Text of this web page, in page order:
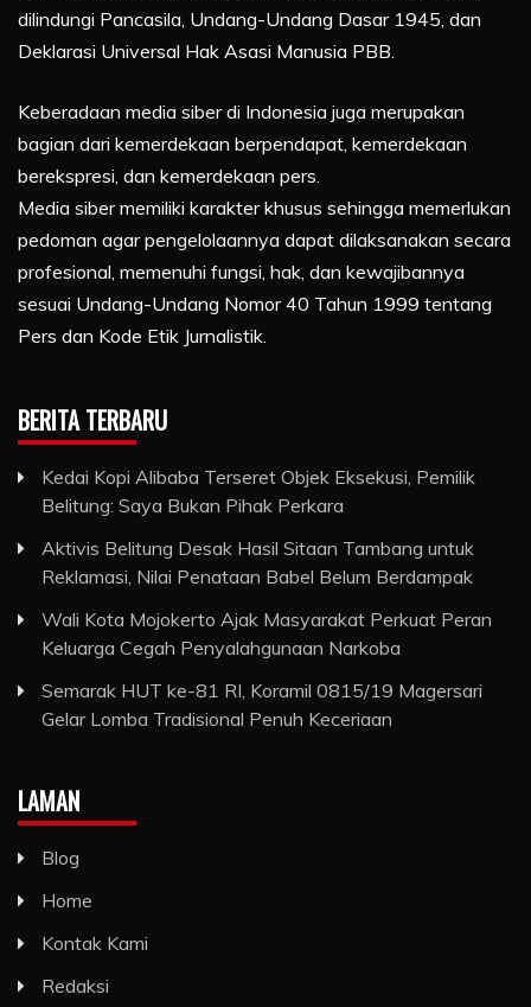
dilindungi Pancasila, Undang-Undang Dasar 1945, dan
Deklarasi Universal Hak Asasi Manusia PBB.
Keberadaan media siber di Indonesia juga merupakan
bagian dari kemerdekaan berpendapat, kemerdekaan
berekspresi, dan kemerdekaan pers.
Media siber memiliki karakter khusus sehingga memerlukan
pedoman agar pengelolaannya dapat dilaksanakan secara
profesional, memenuhi fungsi, hak, dan kewajibannya
sesuai Undang-Undang Nomor 40 Tahun 1999 tentang
Pers dan Kode Etik Jurnalistik.
BERITA TERBARU
Kedai Kopi Alibaba Terseret Objek Eksekusi, Pemilik
Belitung: Saya Bukan Pihak Perkara
Aktivis Belitung Desak Hasil Sitaan Tambang untuk
Reklamasi, Nilai Penataan Babel Belum Berdampak
Wali Kota Mojokerto Ajak Masyarakat Perkuat Peran
Keluarga Cegah Penyalahgunaan Narkoba
Semarak HUT ke-81 RI, Koramil 0815/19 Magersari
Gelar Lomba Tradisional Penuh Keceriaan
LAMAN
Blog
Home
Kontak Kami
Redaksi